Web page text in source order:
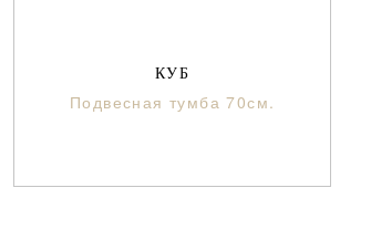
КУБ
Подвесная тумба 70см.